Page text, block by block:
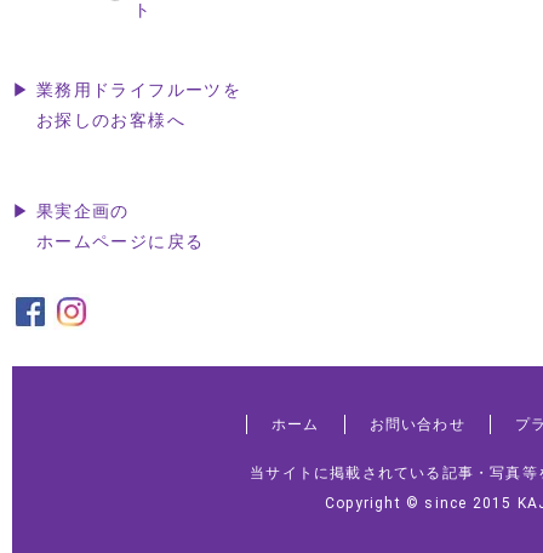
ト
▶ 業務用ドライフルーツを
お探しのお客様へ
▶ 果実企画の
ホームページに戻る
ホーム お問い合わせ プ
当サイトに掲載されている記事・写真
Copyright © since 2015